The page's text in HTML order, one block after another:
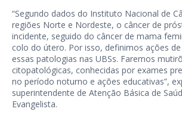
“Segundo dados do Instituto Nacional de
regiões Norte e Nordeste, o câncer de
incidente, seguido do câncer de mama
colo do útero. Por isso, definimos ações
essas patologias nas UBSs. Faremos
citopatológicas, conhecidas por exames
no período noturno e ações educativas”,
superintendente de Atenção Básica de
Evangelista.